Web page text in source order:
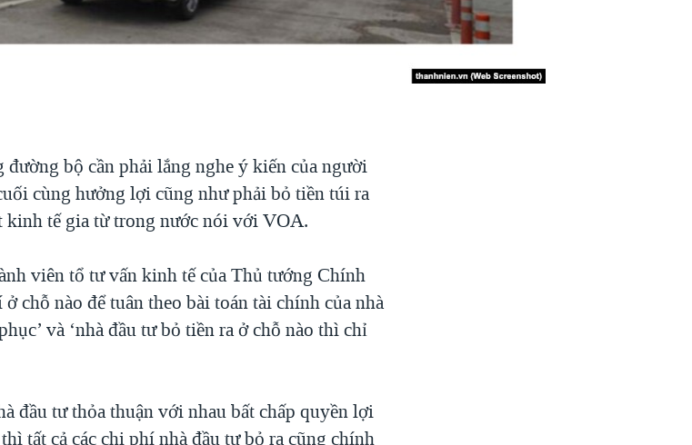
đường bộ cần phải lắng nghe ý kiến của người
cùng hưởng lợi cũng như phải bỏ tiền túi ra
kinh tế gia từ trong nước nói với VOA.
viên tổ tư vấn kinh tế của Thủ tướng Chính
chỗ nào để tuân theo bài toán tài chính của nhà
và ‘nhà đầu tư bỏ tiền ra ở chỗ nào thì chỉ
đầu tư thỏa thuận với nhau bất chấp quyền lợi
tất cả các chi phí nhà đầu tư bỏ ra cũng chính